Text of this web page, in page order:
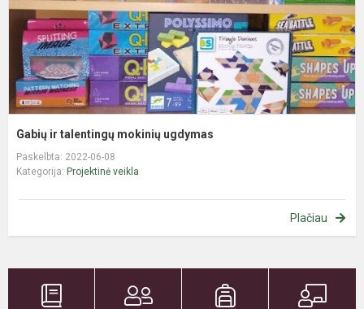
Gabių ir talentingų mokinių ugdymas
Paskelbta: 2022-06-08
Kategorija: Projektinė veikla
Plačiau